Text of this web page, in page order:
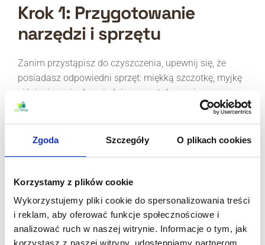
Zgoda Szczegóły O plikach cookies
Korzystamy z plików cookie
Wykorzystujemy pliki cookie do spersonalizowania treści
i reklam, aby oferować funkcje społecznościowe i
analizować ruch w naszej witrynie. Informacje o tym, jak
korzystasz z naszej witryny, udostępniamy partnerom
Krok 1: Przygotowanie
narzędzi i sprzętu
Zanim przystąpisz do czyszczenia, upewnij się, że
posiadasz odpowiedni sprzęt: miękką szczotkę, myjkę
ciśnieniową i odpowiedni preparat do mycia
blachodachówki. Zwróć uwagę na zalecenia dotyczące
ciśnienia wody, aby nie uszkodzić powierzchni dachu.
Krok 2: Proces czyszczenia
Zaleca się czyszczenie w chłodny, suchy dzień, co
umożliwia równomierne działanie preparatów i
minimalizuje ryzyko szybkiego wysychania. Zacznij od
delikatnego spłukania dachu wodą, aby usunąć luźne